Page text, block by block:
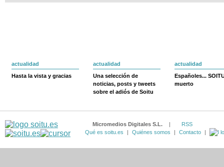
actualidad
Hasta la vista y gracias
actualidad
Una selección de
noticias, posts y tweets
sobre el adiós de Soitu
actualidad
Españoles...
muerto
Micromedios Digitales S.L. |
RSS
Qué es soitu.es
| Quiénes somos | Contacto |